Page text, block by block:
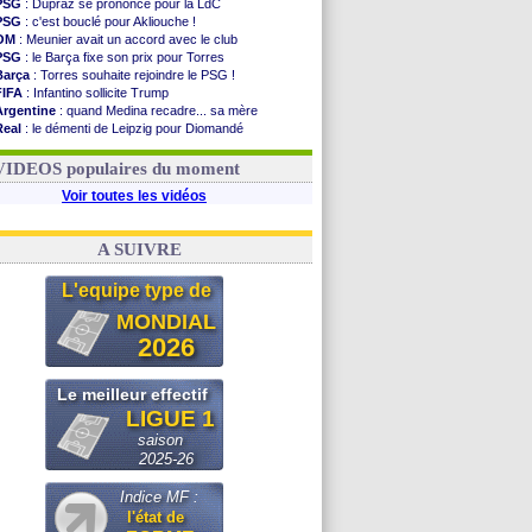
: Dupraz se prononce pour la LdC
: c'est bouclé pour Akliouche !
: Meunier avait un accord avec le club
: le Barça fixe son prix pour Torres
: Torres souhaite rejoindre le PSG !
: Infantino sollicite Trump
: quand Medina recadre... sa mère
: le démenti de Leipzig pour Diomandé
: le conseiller d'Infantino démissionne !
populaires du moment
Voir toutes les vidéos
A SUIVRE
L'equipe type de
MONDIAL
2026
Le meilleur effectif
LIGUE 1
saison
2025-26
Indice MF :
l'état de